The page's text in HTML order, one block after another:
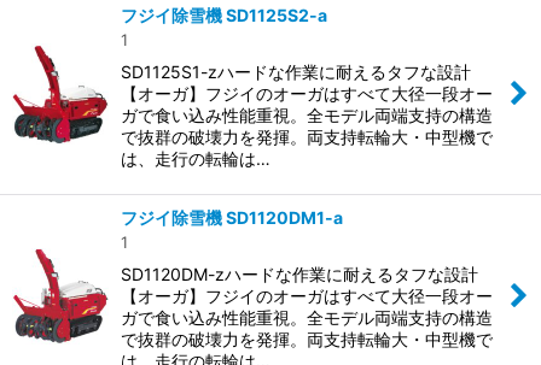
フジイ除雪機 SD1125S2-a
1
SD1125S1-zハードな作業に耐えるタフな設計
【オーガ】フジイのオーガはすべて大径一段オー
ガで食い込み性能重視。全モデル両端支持の構造
で抜群の破壊力を発揮。両支持転輪大・中型機で
は、走行の転輪は…
フジイ除雪機 SD1120DM1-a
1
SD1120DM-zハードな作業に耐えるタフな設計
【オーガ】フジイのオーガはすべて大径一段オー
ガで食い込み性能重視。全モデル両端支持の構造
で抜群の破壊力を発揮。両支持転輪大・中型機で